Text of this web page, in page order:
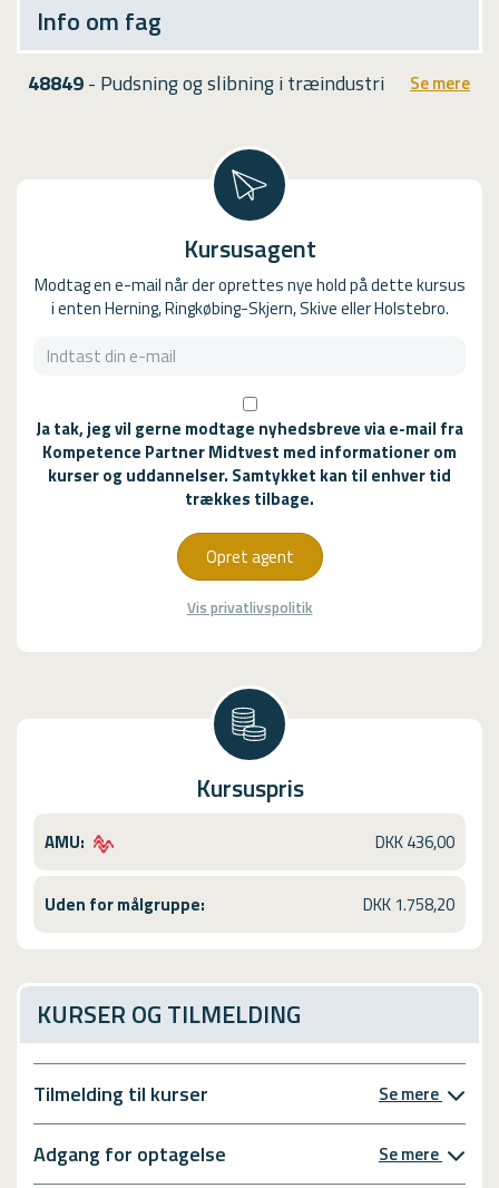
Info om fag
48849- Pudsning og slibning i træindustri Se mere
Kursusagent
Modtag en e-mail når der oprettes nye hold på dette kursus
i enten Herning, Ringkøbing-Skjern, Skive eller Holstebro.
Ja tak, jeg vil gerne modtage nyhedsbreve via e-mail fra
Kompetence Partner Midtvest med informationer om
kurser og uddannelser. Samtykket kan til enhver tid
trækkes tilbage.
Opret agent
Vis privatlivspolitik
Kursuspris
AMU: DKK 436,00
Uden for målgruppe: DKK 1.758,20
KURSER OG TILMELDING
Tilmelding til kurser Se mere
Adgang for optagelse Se mere